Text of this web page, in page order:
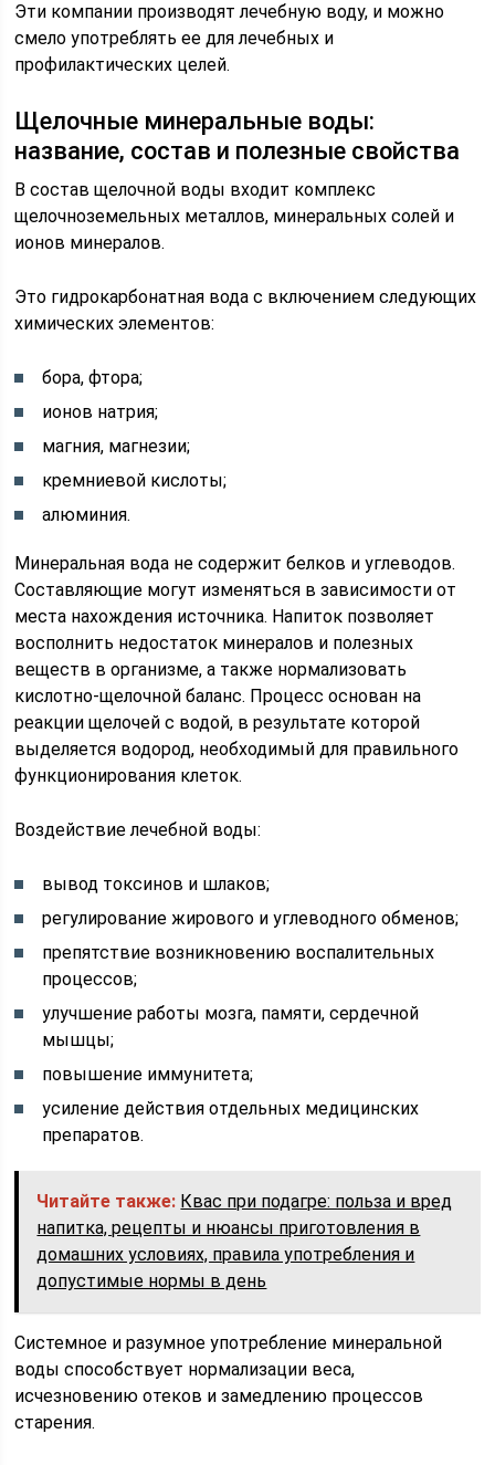
Эти компании производят лечебную воду, и можно
смело употреблять ее для лечебных и
профилактических целей.
Щелочные минеральные воды:
название, состав и полезные свойства
В состав щелочной воды входит комплекс
щелочноземельных металлов, минеральных солей и
ионов минералов.
Это гидрокарбонатная вода с включением следующих
химических элементов:
бора, фтора;
ионов натрия;
магния, магнезии;
кремниевой кислоты;
алюминия.
Минеральная вода не содержит белков и углеводов.
Составляющие могут изменяться в зависимости от
места нахождения источника. Напиток позволяет
восполнить недостаток минералов и полезных
веществ в организме, а также нормализовать
кислотно-щелочной баланс. Процесс основан на
реакции щелочей с водой, в результате которой
выделяется водород, необходимый для правильного
функционирования клеток.
Воздействие лечебной воды:
вывод токсинов и шлаков;
регулирование жирового и углеводного обменов;
препятствие возникновению воспалительных
процессов;
улучшение работы мозга, памяти, сердечной
мышцы;
повышение иммунитета;
усиление действия отдельных медицинских
препаратов.
Читайте также: Квас при подагре: польза и вред
напитка, рецепты и нюансы приготовления в
домашних условиях, правила употребления и
допустимые нормы в день
Системное и разумное употребление минеральной
воды способствует нормализации веса,
исчезновению отеков и замедлению процессов
старения.